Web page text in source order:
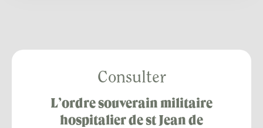
Consulter
L’ordre souverain militaire
hospitalier de st Jean de